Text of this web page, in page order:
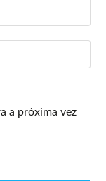
a próxima vez